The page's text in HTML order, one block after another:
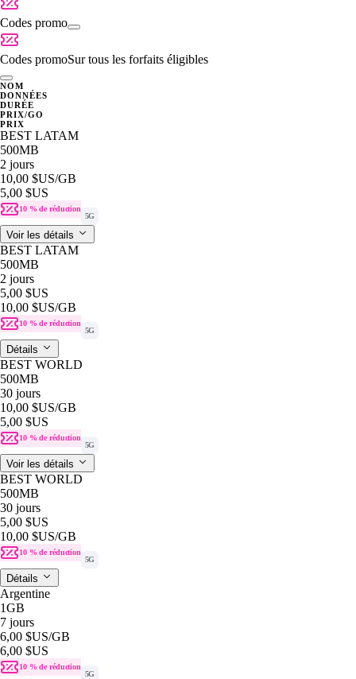
Codes promo
Codes promoSur tous les forfaits éligibles
NOM
DONNÉES
DURÉE
PRIX/GO
PRIX
BEST LATAM
500MB
2 jours
10,00 $US/GB
5,00 $US
10 % de réduction
5G
Voir les détails
BEST LATAM
500MB
2 jours
5,00 $US
10,00 $US/GB
10 % de réduction
5G
Détails
BEST WORLD
500MB
30 jours
10,00 $US/GB
5,00 $US
10 % de réduction
5G
Voir les détails
BEST WORLD
500MB
30 jours
5,00 $US
10,00 $US/GB
10 % de réduction
5G
Détails
Argentine
1GB
7 jours
6,00 $US/GB
6,00 $US
10 % de réduction
5G